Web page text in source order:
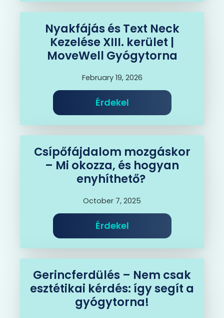
Nyakfájás és Text Neck
Kezelése XIII. kerület |
MoveWell Gyógytorna
February 19, 2026
Érdekel
Csípőfájdalom mozgáskor
– Mi okozza, és hogyan
enyhíthető?
October 7, 2025
Érdekel
Gerincferdülés – Nem csak
esztétikai kérdés: így segít a
gyógytorna!